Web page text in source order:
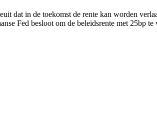
dat in de toekomst de rente kan worden
Fed besloot om de beleidsrente met 25bp te